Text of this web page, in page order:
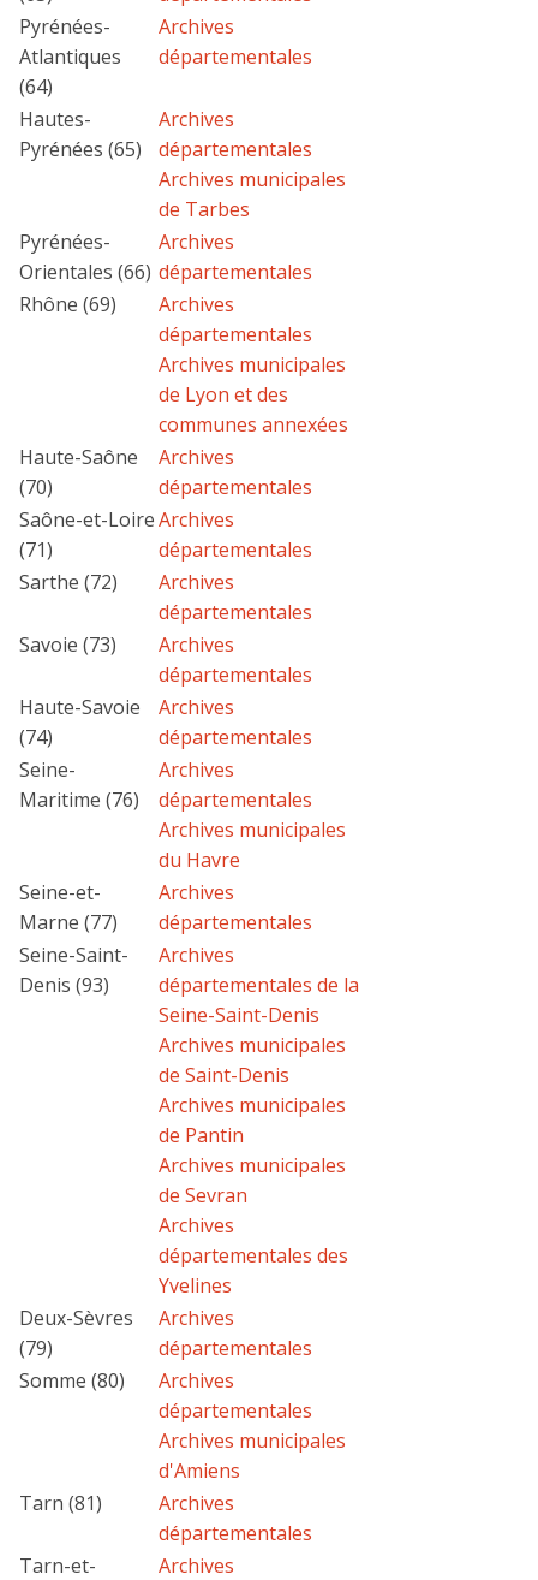
Pyrénées-
Atlantiques
(64)
Archives
départementales
Hautes-
Pyrénées (65)
Archives
départementales
Archives municipales
de Tarbes
Pyrénées-
Orientales (66)
Archives
départementales
Rhône (69)
Archives
départementales
Archives municipales
de Lyon et des
communes annexées
Haute-Saône
(70)
Archives
départementales
Saône-et-Loire
(71)
Archives
départementales
Sarthe (72)
Archives
départementales
Savoie (73)
Archives
départementales
Haute-Savoie
(74)
Archives
départementales
Seine-
Maritime (76)
Archives
départementales
Archives municipales
du Havre
Seine-et-
Marne (77)
Archives
départementales
Seine-Saint-
Denis (93)
Archives
départementales de la
Seine-Saint-Denis
Archives municipales
de Saint-Denis
Archives municipales
de Pantin
Archives municipales
de Sevran
Archives
départementales des
Yvelines
Deux-Sèvres
(79)
Archives
départementales
Somme (80)
Archives
départementales
Archives municipales
d'Amiens
Tarn (81)
Archives
départementales
Tarn-et-
Archives